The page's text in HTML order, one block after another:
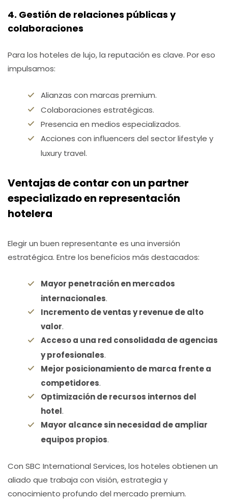
4. Gestión de relaciones públicas y
colaboraciones
Para los hoteles de lujo, la reputación es clave. Por eso
impulsamos:
Alianzas con marcas premium.
Colaboraciones estratégicas.
Presencia en medios especializados.
Acciones con influencers del sector lifestyle y
luxury travel.
Ventajas de contar con un partner
especializado en representación
hotelera
Elegir un buen representante es una inversión
estratégica. Entre los beneficios más destacados:
Mayor penetración en mercados
internacionales.
Incremento de ventas y revenue de alto
valor.
Acceso a una red consolidada de agencias
y profesionales.
Mejor posicionamiento de marca frente a
competidores.
Optimización de recursos internos del
hotel.
Mayor alcance sin necesidad de ampliar
equipos propios.
Con SBC International Services, los hoteles obtienen un
aliado que trabaja con visión, estrategia y
conocimiento profundo del mercado premium.